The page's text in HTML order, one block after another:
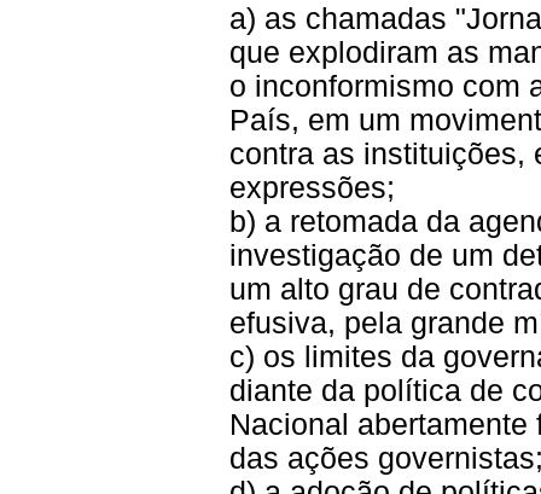
a) as chamadas
que explodiram as
o inconformismo com
País, em um
contra as instituições,
expressões;
b) a retomada da
investigação de um
um alto grau de
efusiva, pela grande
c) os limites da
diante da política de
Nacional
das ações